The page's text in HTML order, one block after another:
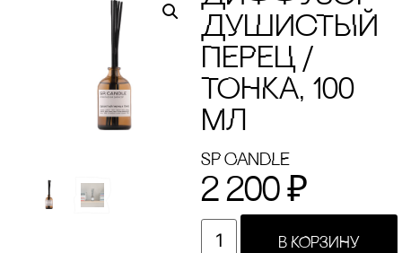
ДУШИсТЫЙ
ПЕРЕЦ /
ТОНКА, 100
МЛ
SP CANDLE
2 200 ₽
В КОРЗИНУ